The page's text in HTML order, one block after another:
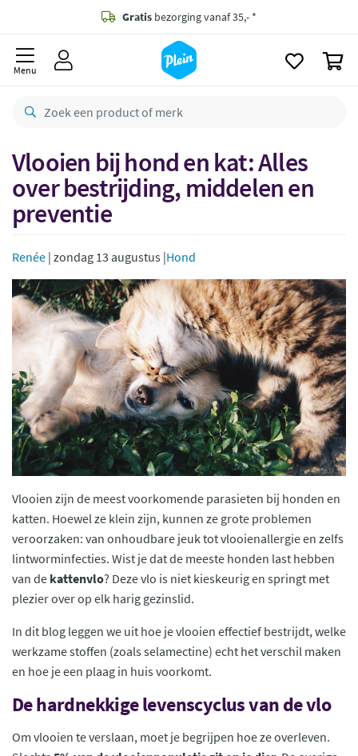
Gratis bezorging vanaf 35,- *
besteld,
retourneren
CO2 neutraal bezorgd
Betaal met Klarna
Menu
Vlooien bij hond en kat: Alles
over bestrijding, middelen en
preventie
Renée | zondag 13 augustus |Hond
Vlooien zijn de meest voorkomende parasieten bij honden en
katten. Hoewel ze klein zijn, kunnen ze grote problemen
veroorzaken: van onhoudbare jeuk tot vlooienallergie en zelfs
lintworminfecties. Wist je dat de meeste honden last hebben
van de kattenvlo? Deze vlo is niet kieskeurig en springt met
plezier over op elk harig gezinslid.
In dit blog leggen we uit hoe je vlooien effectief bestrijdt, welke
werkzame stoffen (zoals selamectine) echt het verschil maken
en hoe je een plaag in huis voorkomt.
De hardnekkige levenscyclus van de vlo
Om vlooien te verslaan, moet je begrijpen hoe ze overleven.